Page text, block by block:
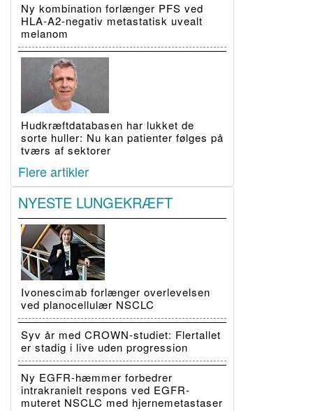
Ny kombination forlænger PFS ved
HLA-A2-negativ metastatisk uvealt
melanom
Hudkræftdatabasen har lukket de
sorte huller: Nu kan patienter følges på
tværs af sektorer
Flere artikler
NYESTE LUNGEKRÆFT
Ivonescimab forlænger overlevelsen
ved planocellulær NSCLC
Syv år med CROWN-studiet: Flertallet
er stadig i live uden progression
Ny EGFR-hæmmer forbedrer
intrakranielt respons ved EGFR-
muteret NSCLC med hjernemetastaser